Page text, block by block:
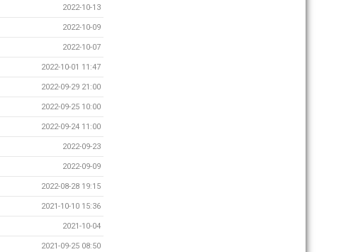
2022-10-13
2022-10-09
2022-10-07
2022-10-01 11:47
2022-09-29 21:00
2022-09-25 10:00
2022-09-24 11:00
2022-09-23
2022-09-09
2022-08-28 19:15
2021-10-10 15:36
2021-10-04
2021-09-25 08:50